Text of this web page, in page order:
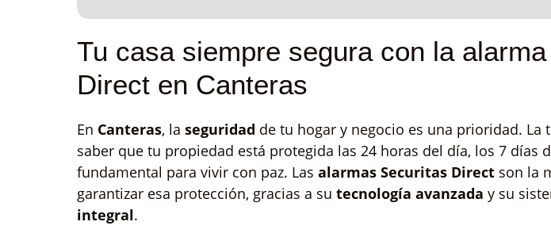
Tu casa siempre segura con la
Direct en Canteras
En Canteras, la seguridad de tu hogar y negocio es una prioridad. La
saber que tu propiedad está protegida las 24 horas del día, los 7 días
fundamental para vivir con paz. Las alarmas Securitas Direct son la
garantizar esa protección, gracias a su tecnología avanzada y su
integral.